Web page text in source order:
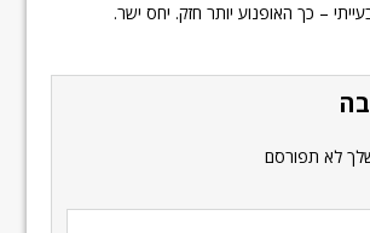
– כך האופנוע יותר חזק. יחס ישר.
לא תפורסם